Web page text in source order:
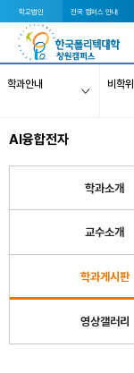
학교법인 전국 캠퍼스 안내
학과안내
AI융합전자
학과소개
교수소개
학과게시판
영상갤러리